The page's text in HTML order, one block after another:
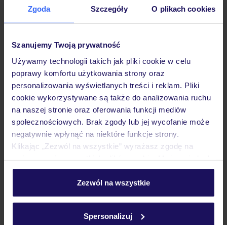
Zgoda Szczegóły O plikach cookies
Szanujemy Twoją prywatność
Używamy technologii takich jak pliki cookie w celu
poprawy komfortu użytkowania strony oraz
personalizowania wyświetlanych treści i reklam. Pliki
cookie wykorzystywane są także do analizowania ruchu
na naszej stronie oraz oferowania funkcji mediów
społecznościowych. Brak zgody lub jej wycofanie może
negatywnie wpłynąć na niektóre funkcje strony.
Klikając „Zezwól na wszystkie” wyrażasz zgodę na
personalizować swój wybór wchodząc w zakładkę
Szczegółowe informacje o plikach cookie znajdziesz
Zezwól na wszystkie
Spersonalizuj
Hotel
Pokoje
Wyżywienie
Atrakcje
Ważne informacje
Często zadawane pytania